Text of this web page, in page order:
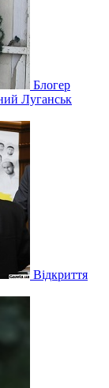
Блогер
Луганськ
Відкриття